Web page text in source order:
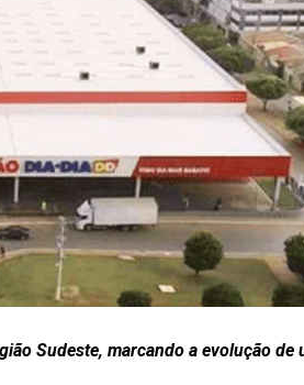
Sudeste, marcando a evolução de